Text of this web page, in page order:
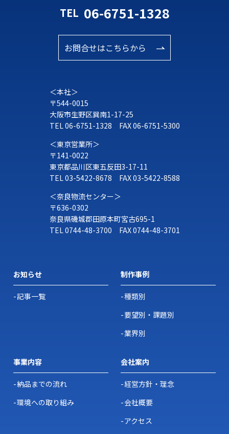
TEL 06-6751-1328
お問合せはこちらから
＜本社＞
〒544-0015
大阪市生野区巽南1-17-25
TEL 06-6751-1328 FAX 06-6751-5300
＜東京営業所＞
〒141-0022
東京都品川区東五反田3-17-11
TEL 03-5422-8678 FAX 03-5422-8588
＜奈良物流センター＞
〒636-0302
奈良県磯城郡田原本町宮古695-1
TEL 0744-48-3700 FAX 0744-48-3701
お知らせ
記事一覧
会社案内
経営方針・理念
会社概要
アクセス
事業内容
納品までの流れ
環境への取り組み
制作事例
種類別
要望別・課題別
業界別